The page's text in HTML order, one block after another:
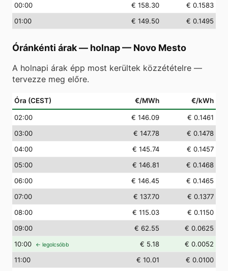
00:00 € 158.30
€ 0.1583
01:00 € 149.50 € 0.1495
Óránkénti árak — holnap— Novo Mesto
A holnapi árak épp most kerültek közzétételre —
tervezze meg előre.
Óra (CEST) €/MWh €/kWh
02:00 € 146.09
€ 0.1461
03:00 € 147.78
€ 0.1478
04:00 € 145.74
€ 0.1457
05:00 € 146.81
€ 0.1468
06:00 € 146.45
€ 0.1465
07:00 € 137.70
€ 0.1377
08:00 € 115.03
€ 0.1150
09:00 € 62.55
€ 0.0625
10:00 ← legolcsóbb € 5.18
€ 0.0052
11:00 € 10.01
€ 0.0100